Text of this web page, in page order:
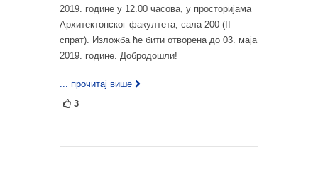
2019. године у 12.00 часова, у просторијама
Архитектонског факултета, сала 200 (II
спрат). Изложба ће бити отворена до 03. маја
2019. године. Добродошли!
... прочитај више
3